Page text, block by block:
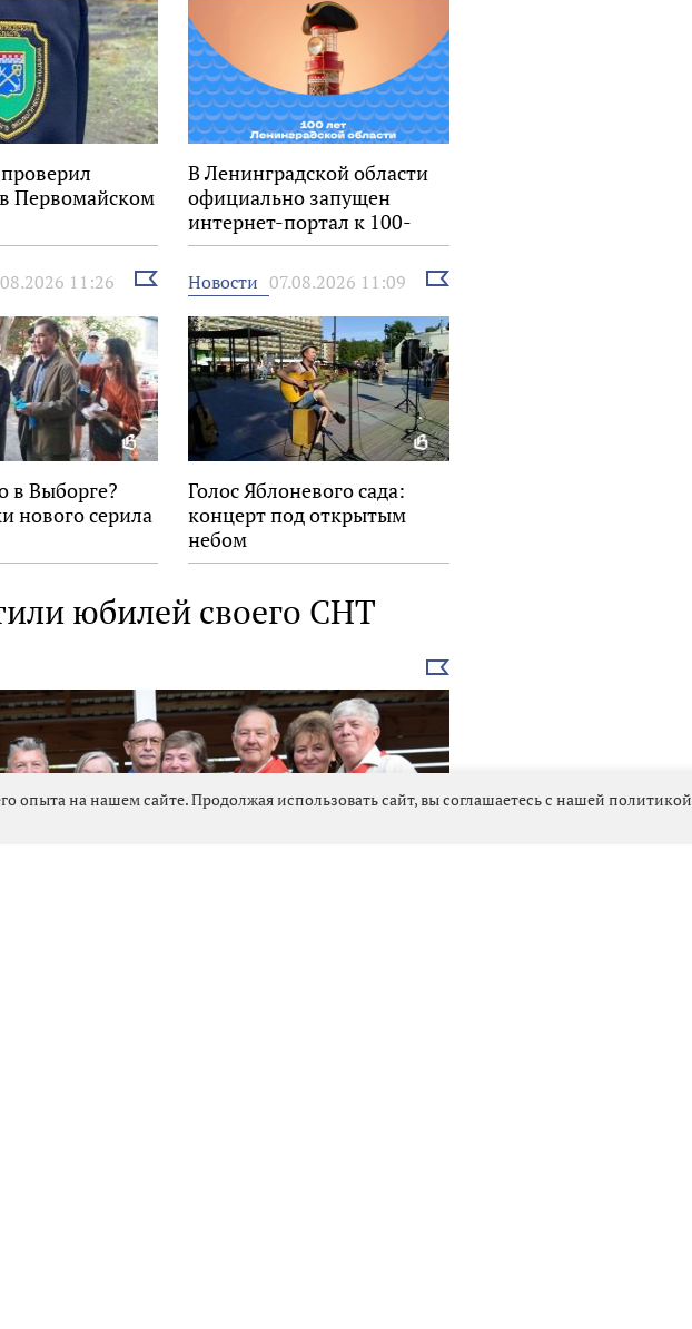
Первомайском
В Ленинградской области
официально запущен
интернет-портал к 100-
летию региона
11:26
Выбрать
новость
в Выборге?
нового серила
Новости 07.08.2026 11:09
Выбрать
Голос Яблоневого сада:
концерт под открытым
небом
юбилей своего СНТ
Выбрать
новость
опыта на нашем сайте. Продолжая использовать сайт, вы соглашаетесь с нашей политикой